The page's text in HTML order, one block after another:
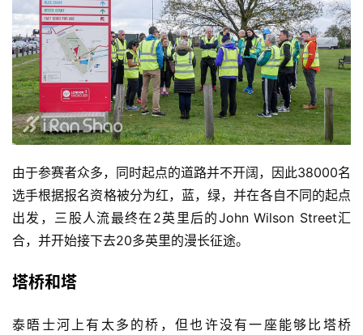
由于参赛者众多，同时起点的道路并不开阔，因此38000名
选手根据报名资格被分为红，蓝，绿，并在各自不同的起点
出发，三股人流最终在2英里后的John Wilson Street汇
合，并开始接下去20多英里的漫长征途。
塔桥和塔
泰晤士河上有太多的桥，但也许没有一座能够比塔桥